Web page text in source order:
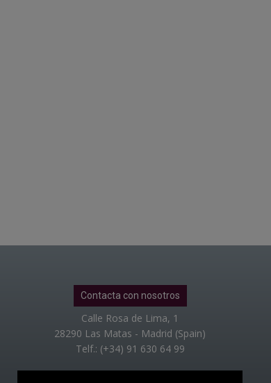
Contacta con nosotros
Calle Rosa de Lima, 1
28290 Las Matas - Madrid (Spain)
Telf.: (+34) 91 630 64 99